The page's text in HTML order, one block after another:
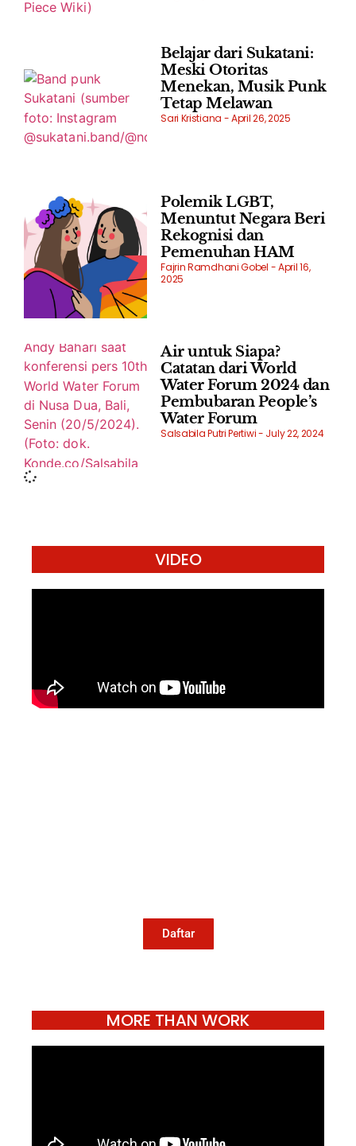
Belajar dari Sukatani:
Meski Otoritas
Menekan, Musik Punk
Tetap Melawan
Sari Kristiana April 26, 2025
Polemik LGBT,
Menuntut Negara Beri
Rekognisi dan
Pemenuhan HAM
Fajrin Ramdhani Gobel
April 16,
2025
Air untuk Siapa?
Catatan dari World
Water Forum 2024 dan
Pembubaran People’s
Water Forum
Salsabila Putri Pertiwi July 22, 2024
VIDEO
Daftar
MORE THAN WORK